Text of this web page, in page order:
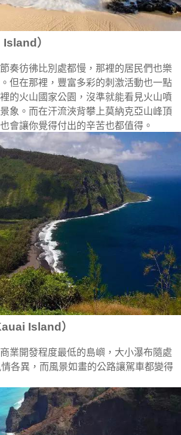
）
奏彷彿比別處都慢，那裡的居民們也樂
但在那裡，豐富多彩的刺激活動也一點
的火山國家公園，沒準就能看見火山噴
象。而在汗流浹背攀上莫納克亞山峰頂
會讓你覺得付出的辛苦也都值得。
Island）
業開發程度最低的島嶼，大小瀑布隨處
各異，而風景如畫的公路讓駕車都變得